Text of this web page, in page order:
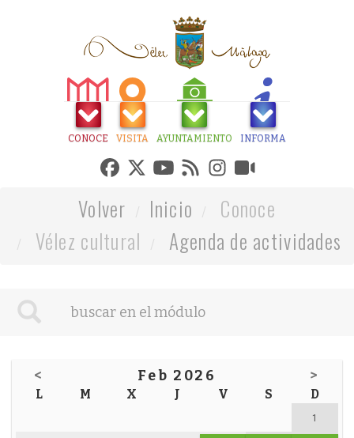
CONOCE VISITA AYUNTAMIENTO INFORMA
Volver Inicio
Conoce
Vélez cultural
Agenda de actividades
< Feb 2026 >
L M X J V S D
1